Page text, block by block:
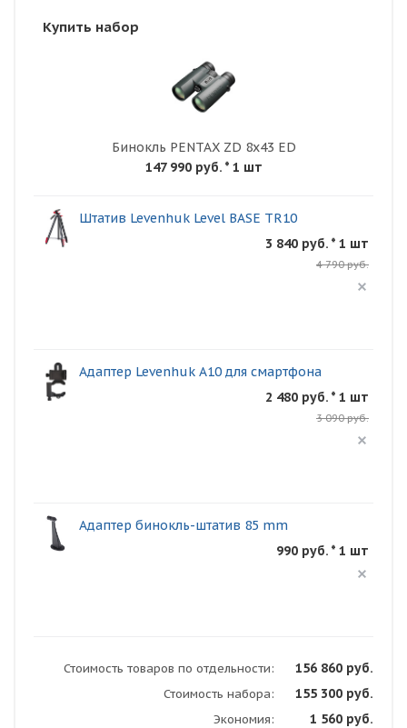
Купить набор
Бинокль PENTAX ZD 8x43 ED
147 990 руб.* 1 шт
Штатив Levenhuk Level BASE TR10
3 840 руб. * 1 шт
4 790 руб.
Адаптер Levenhuk A10 для смартфона
2 480 руб. * 1 шт
3 090 руб.
Адаптер бинокль-штатив 85 mm
990 руб. * 1 шт
Стоимость товаров по отдельности: 156 860 руб.
Стоимость набора: 155 300 руб.
Экономия: 1 560 руб.